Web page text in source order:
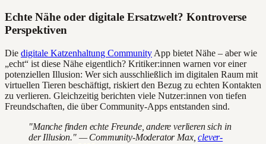
Echte Nähe oder digitale Ersatzwelt? Kontroverse
Perspektiven
Die digitale Katzenhaltung Community App bietet Nähe – aber wie
„echt“ ist diese Nähe eigentlich? Kritiker:innen warnen vor einer
potenziellen Illusion: Wer sich ausschließlich im digitalen Raum mit
virtuellen Tieren beschäftigt, riskiert den Bezug zu echten Kontakten
zu verlieren. Gleichzeitig berichten viele Nutzer:innen von tiefen
Freundschaften, die über Community-Apps entstanden sind.
"Manche finden echte Freunde, andere verlieren sich in
der Illusion." — Community-Moderator Max,clever-